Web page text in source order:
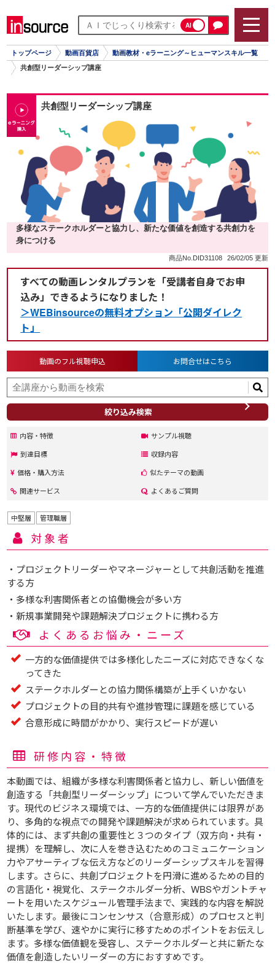
AI
トップページ 動画百貨店
動画教材・eラーニング～ヒューマンスキル一覧
共創型リーダーシップ講座
共創型リーダーシップ講座
多様なステークホルダーと協力し、新たな価値を創造する共創力を
身につける
商品No.DID31108 26/02/05 更新
すべての動画レンタルプランを「受講者自身でお申
込み」できるようになりました！
＞WEBinsourceの無料オプション「公開ダイレク
ト」
絞り込み検索
動画のフル視聴申込 お問合せはこちら
内容・特徴
サンプル視聴
到達目標
収録内容
価格・購入方法
似たテーマの動画
関連サービス
よくあるご質問
中堅層 管理職層
対象者
・プロジェクトリーダーやマネージャーとして共創活動を推進
する方
・多様な利害関係者との協働機会が多い方
・新規事業開発や課題解決プロジェクトに携わる方
よくあるお悩み・ニーズ
一方的な価値提供では多様化したニーズに対応できなくな
ってきた
ステークホルダーとの協力関係構築が上手くいかない
プロジェクトの目的共有や進捗管理に課題を感じている
合意形成に時間がかかり、実行スピードが遅い
研修内容・特徴
本動画では、組織が多様な利害関係者と協力し、新しい価値を
創造する「共創型リーダーシップ」について学んでいただきま
す。現代のビジネス環境では、一方的な価値提供には限界があ
り、多角的な視点での開発や課題解決が求められています。具
体的には、まず共創の重要性と３つのタイプ（双方向・共有・
提携）を理解し、次に人を巻き込むためのコミュニケーション
力やアサーティブな伝え方などのリーダーシップスキルを習得
します。さらに、共創プロジェクトを円滑に進めるための目的
の言語化・視覚化、ステークホルダー分析、WBSやガントチャ
ートを用いたスケジュール管理手法まで、実践的な内容を解説
いたします。最後にコンセンサス（合意形成）のプロセスと判
断基準を学び、速やかに実行に移すためのポイントをお伝えし
ます。多様な価値観を受容し、ステークホルダーと共に新たな
価値を創造したいリーダーの方におすすめです。